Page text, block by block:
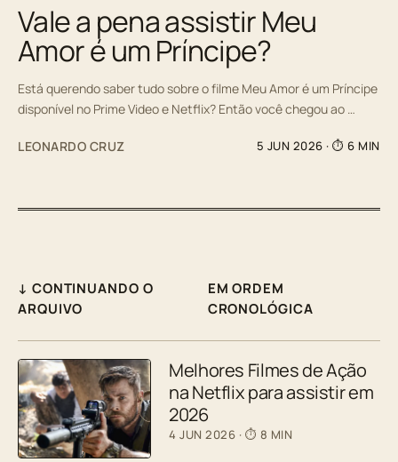
Vale a pena assistir Meu
Amor é um Príncipe?
Está querendo saber tudo sobre o filme Meu Amor é um Príncipe
disponível no Prime Video e Netflix? Então você chegou ao …
LEONARDO CRUZ 5 JUN 2026 · ⏱ 6 MIN
↓ CONTINUANDO O
ARQUIVO
EM ORDEM
CRONOLÓGICA
Melhores Filmes de Ação
na Netflix para assistir em
2026
4 JUN 2026 · ⏱ 8 MIN